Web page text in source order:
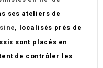
ses ateliers de
, localisés près de
sont placés en
de contrôler les